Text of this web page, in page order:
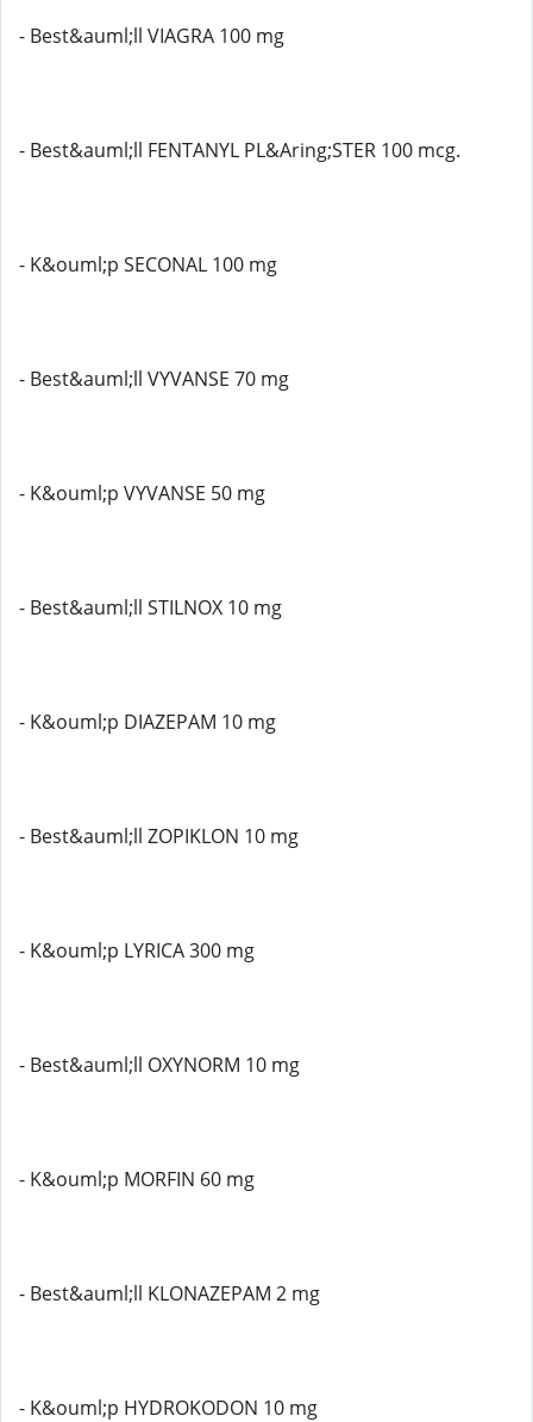
- Best&auml;ll VIAGRA 100 mg
- Best&auml;ll FENTANYL PL&Aring;STER 100 mcg.
- K&ouml;p SECONAL 100 mg
- Best&auml;ll VYVANSE 70 mg
- K&ouml;p VYVANSE 50 mg
- Best&auml;ll STILNOX 10 mg
- K&ouml;p DIAZEPAM 10 mg
- Best&auml;ll ZOPIKLON 10 mg
- K&ouml;p LYRICA 300 mg
- Best&auml;ll OXYNORM 10 mg
- K&ouml;p MORFIN 60 mg
- Best&auml;ll KLONAZEPAM 2 mg
- K&ouml;p HYDROKODON 10 mg